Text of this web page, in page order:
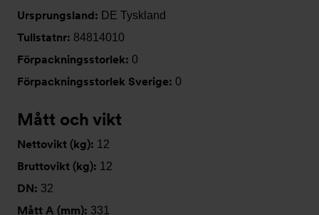
Ursprungsland: DE Tyskland
Tullstatnr: 84814010
Förpackningsstorlek: 0
Förpackningsstorlek Sverige: 0
Mått och vikt
Nettovikt (kg): 12
Bruttovikt (kg): 12
DN: 32
Mått A (mm): 331